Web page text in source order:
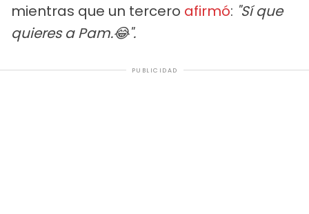
mientras que un tercero afirmó: "Sí que
quieres a Pam.😂".
PUBLICIDAD